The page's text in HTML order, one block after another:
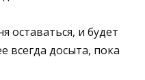
и будет
всегда досыта, пока